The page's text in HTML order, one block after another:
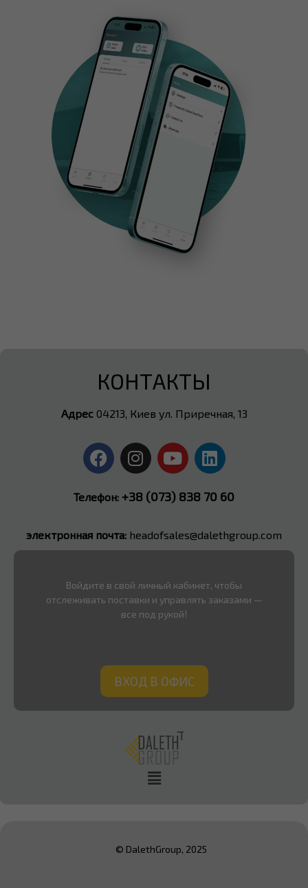
КОНТАКТЫ
Адрес04213, Киев ул. Приречная, 13
Телефон: +38 (073) 838 70 60
электронная почта: headofsales@dalethgroup.com
Войдите в свой личный кабинет, чтобы
отслеживать поставки и управлять заказами —
все под рукой!
ВХОД В ОФИС
© DalethGroup, 2025